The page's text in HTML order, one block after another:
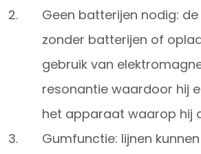
Geen batterijen nodig:
zonder batterijen of
gebruik van
resonantie waardoor hij
het apparaat waarop hij
Gumfunctie: lijnen